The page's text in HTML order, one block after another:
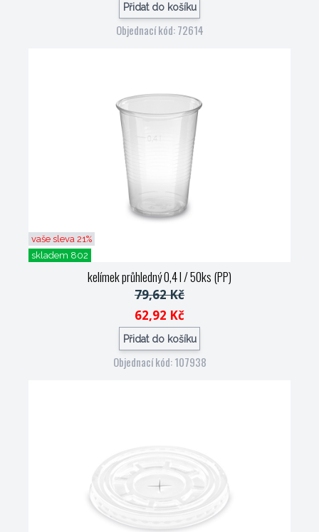
Přidat do košíku
Objednací kód: 72614
vaše sleva 21%
skladem 802
kelímek průhledný 0,4 l / 50ks (PP)
79,62 Kč
62,92 Kč
Přidat do košíku
Objednací kód: 107938